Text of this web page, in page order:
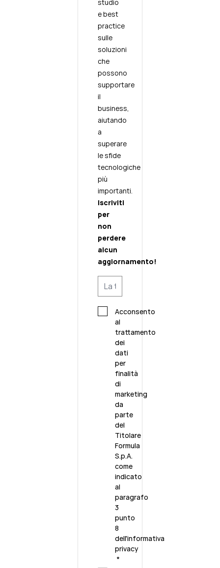
studio
e best
practice
sulle
soluzioni
che
possono
supportare
il
business,
aiutando
a
superare
le sfide
tecnologiche
più
importanti.
Iscriviti
per
non
perdere
alcun
aggiornamento!
Acconsento
al
trattamento
dei
dati
per
finalità
di
marketing
da
parte
del
Titolare
Formula
S.p.A.
come
indicato
al
paragrafo
3
punto
8
dell'informativa
privacy
*